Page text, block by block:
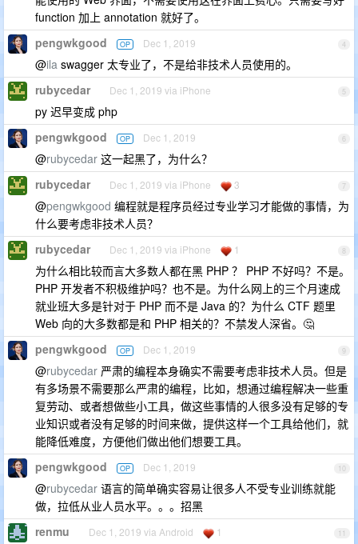
function 加上 annotation 就好了。
4
pengwkgood OP Dec 1, 2019
@ila swagger 太专业了，不是给非技术人员使用的。
5
rubycedar Dec 1, 2019 via iPhone
py 迟早变成 php
6
pengwkgood OP Dec 1, 2019
@rubycedar 这一起黑了，为什么？
7
rubycedar Dec 1, 2019 via iPhone 3
@pengwkgood 编程就是程序员经过专业学习才能做的事情，为
什么要考虑非技术人员？
8
rubycedar Dec 1, 2019 via iPhone 1
为什么相比较而言大多数人都在黑 PHP ？ PHP 不好吗？不是。
PHP 开发者不积极维护吗？也不是。为什么网上的三个月速成
就业班大多是针对于 PHP 而不是 Java 的？为什么 CTF 题里
Web 向的大多数都是和 PHP 相关的？不禁发人深省。🤔
9
pengwkgood OP Dec 1, 2019
@rubycedar 严肃的编程本身确实不需要考虑非技术人员。但是
有多场景不需要那么严肃的编程，比如，想通过编程解决一些重
复劳动、或者想做些小工具，做这些事情的人很多没有足够的专
业知识或者没有足够的时间来做，提供这样一个工具给他们，就
能降低难度，方便他们做出他们想要工具。
10
pengwkgood OP Dec 1, 2019
@rubycedar 语言的简单确实容易让很多人不受专业训练就能
做，拉低从业人员水平。。。招黑
11
renmu Dec 1, 2019 via Android 1